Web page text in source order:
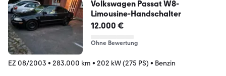
Volkswagen Passat W8-
Limousine-Handschalter
12.000 €
Ohne Bewertung
EZ 08/2003 • 283.000 km • 202 kW (275 PS) • Benzin